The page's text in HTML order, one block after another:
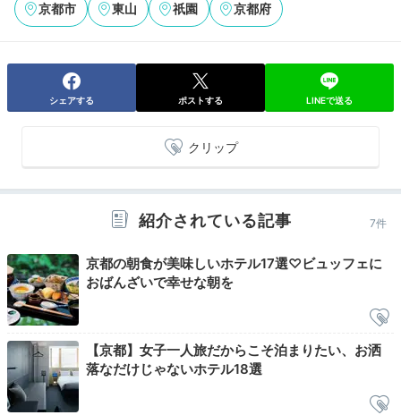
祇園うるわし朝まいり① 祇
朝は早起きして、美しい町並みや神社などをゆっくり散
策するのも◎ホテルの「祇園うるわし朝まいり」は祇園
を巡る無料の早朝ツアーです。静寂に包まれた祇園を歩
く、貴重な体験をどうぞ。ツアー後には「御香煎」でホ
peco_nao
朝早くに起き、朝食の前に「円山公園」の周辺をお散歩
しました。早朝で人が居なくて、ゆっくりした時間を過
ごせました。
京都市 東山 祇園 京都府
シェアする ポストする LINEで送る
クリップ
紹介されている記事 7件
京都の朝食が美味しいホテル17選♡ビュッフェに
おばんざいで幸せな朝を
【京都】女子一人旅だからこそ泊まりたい、お洒
落なだけじゃないホテル18選